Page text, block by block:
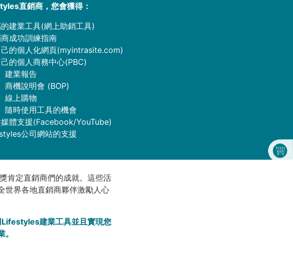
直銷商，您會獲得：
建業工具(網上助銷工具)
成功訓練指南
的個人化網頁(myintrasite.com)
的個人商務中心(PBC)
建業報告
商機說明會 (BOP)
線上購物
隨時使用工具的機會
體支援(Facebook/YouTube)
公司網站的支援
肯定直銷商們的成就。這些活
世界各地直銷商夥伴激勵人心
建業工具並且實現您